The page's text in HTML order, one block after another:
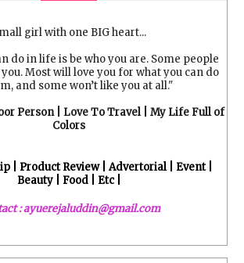
girl with one BIG heart...
do in life is be who you are. Some people
Most will love you for what you can do
and some won’t like you at all."
Person | Love To Travel | My Life Full of
Colors
| Product Review | Advertorial | Event |
Beauty | Food | Etc |
: ayuerejaluddin@gmail.com